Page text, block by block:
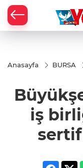
Anasayfa BURSA
iş